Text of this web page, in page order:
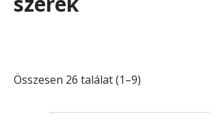
Összesen 26 találat (1–9)